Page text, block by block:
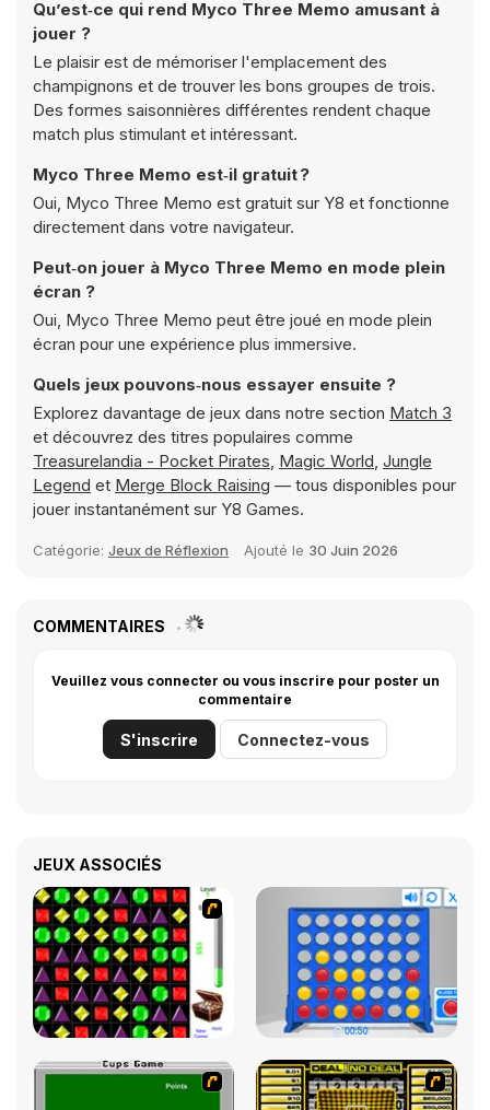
Qu’est‑ce qui rend Myco Three Memo amusant à
jouer ?
Le plaisir est de mémoriser l'emplacement des
champignons et de trouver les bons groupes de trois.
Des formes saisonnières différentes rendent chaque
match plus stimulant et intéressant.
Myco Three Memo est‑il gratuit ?
Oui, Myco Three Memo est gratuit sur Y8 et fonctionne
directement dans votre navigateur.
Peut‑on jouer à Myco Three Memo en mode plein
écran ?
Oui, Myco Three Memo peut être joué en mode plein
écran pour une expérience plus immersive.
Quels jeux pouvons‑nous essayer ensuite ?
Explorez davantage de jeux dans notre section Match 3
et découvrez des titres populaires comme
Treasurelandia - Pocket Pirates, Magic World, Jungle
Legend et Merge Block Raising — tous disponibles pour
jouer instantanément sur Y8 Games.
Catégorie: Jeux de Réflexion Ajouté le 30 Juin 2026
COMMENTAIRES
Veuillez vous connecter ou vous inscrire pour poster un
commentaire
S'inscrire Connectez-vous
JEUX ASSOCIÉS